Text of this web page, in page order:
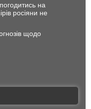
на
росіяни не
щодо